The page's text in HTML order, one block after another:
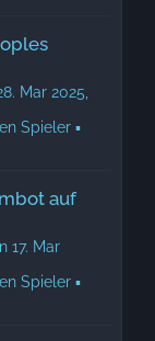
Mar 2025,
Spieler ▪
auf
17. Mar
Spieler ▪